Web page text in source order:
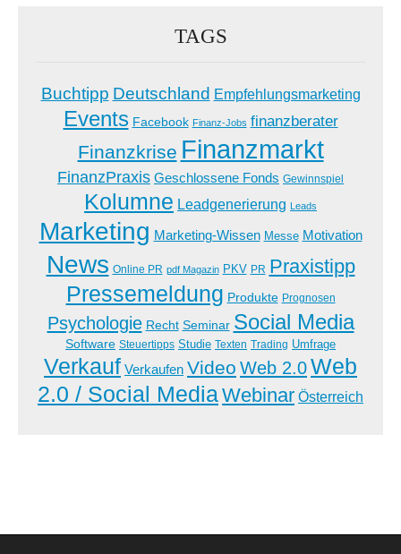
TAGS
Buchtipp Deutschland Empfehlungsmarketing
Events Facebook Finanz-Jobs finanzberater
Finanzkrise Finanzmarkt
FinanzPraxis Geschlossene Fonds Gewinnspiel
Kolumne Leadgenerierung Leads
Marketing Marketing-Wissen Messe Motivation
News Online PR pdf Magazin PKV PR Praxistipp
Pressemeldung Produkte Prognosen
Psychologie Recht Seminar Social Media
Software Steuertipps Studie Texten Trading Umfrage
Verkauf Verkaufen Video Web 2.0Web
2.0 / Social MediaWebinar Österreich